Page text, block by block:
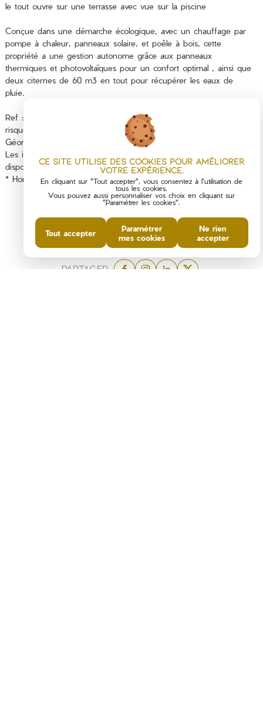
le tout ouvre sur une terrasse avec vue sur la piscine
Conçue dans une démarche écologique, avec un chauffage par
pompe à chaleur, panneaux solaire, et poêle à bois, cette
propriété a une gestion autonome grâce aux panneaux
thermiques et photovoltaïques pour un confort optimal , ainsi que
deux citernes de 60 m3 en tout pour récupérer les eaux de
pluie.
Ref : 25101066 www.itc-immobilier.com Les informations sur les
risques auxquels ce bien est exposé sont disponibles sur le site
Géorisques : www.georisques.gouv.fr
Les informations sur les risques auxquels ce bien est exposé sont
disponibles sur le siteGéorisques
* Honoraires à la charge du vendeur
PARTAGER :
Ce site utilise des cookies pour améliorer
votre expérience.
En cliquant sur "Tout accepter", vous consentez à l'utilisation de
tous les cookies.
Vous pouvez aussi personnaliser vos choix en cliquant sur
"Paramétrer les cookies".
Tout accepter
Paramétrer
mes cookies
Ne rien
accepter